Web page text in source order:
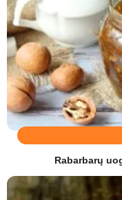
Rabarbarų